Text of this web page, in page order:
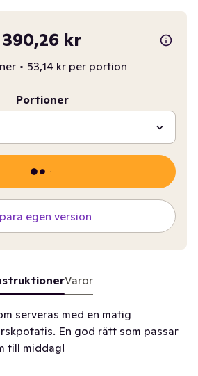
390,26 kr
• 53,14 kr per portion
Portioner
egen version
Varor
serveras med en matig
En god rätt som passar
till middag!